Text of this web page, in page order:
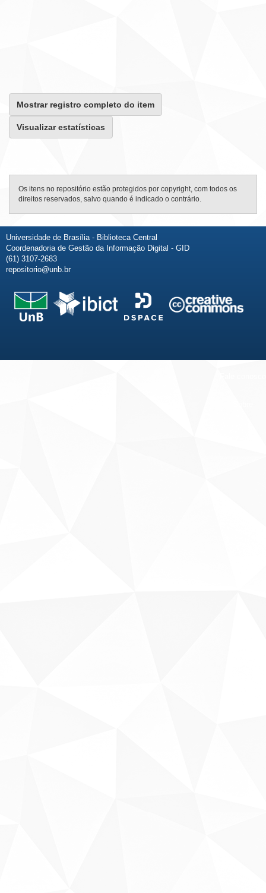
Mostrar registro completo do item
Visualizar estatísticas
Os itens no repositório estão protegidos por copyright, com todos os
direitos reservados, salvo quando é indicado o contrário.
Universidade de Brasília - Biblioteca Central
Coordenadoria de Gestão da Informação Digital - GID
(61) 3107-2683
repositorio@unb.br